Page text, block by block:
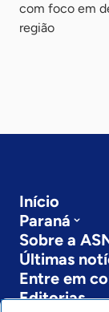
com foco em
região
Início
Paraná
Sobre a
Últimas
Entre em
Editorias